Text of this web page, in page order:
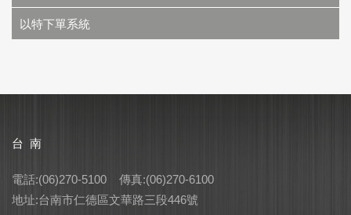
以特下單系統
台 南
電話:(06)270-5100 傳真:(06)270-6100
地址:台南市仁德區文華路三段446號